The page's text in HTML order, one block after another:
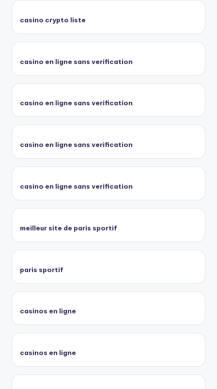
casino crypto liste
casino en ligne sans verification
casino en ligne sans verification
casino en ligne sans verification
casino en ligne sans verification
meilleur site de paris sportif
paris sportif
casinos en ligne
casinos en ligne